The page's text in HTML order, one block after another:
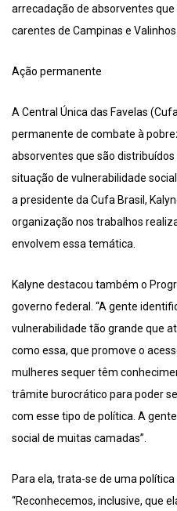
arrecadação de absorventes
carentes de Campinas e Valinhos.
Ação permanente
A Central Única das Favelas
permanente de combate à
absorventes que são
situação de vulnerabilidade
a presidente da Cufa Brasil,
organização nos trabalhos
envolvem essa temática.
Kalyne destacou também o
governo federal. “A gente
vulnerabilidade tão grande que
como essa, que promove o
mulheres sequer têm
trâmite burocrático para poder
com esse tipo de política. A
social de muitas camadas”.
Para ela, trata-se de uma
“Reconhecemos, inclusive, que